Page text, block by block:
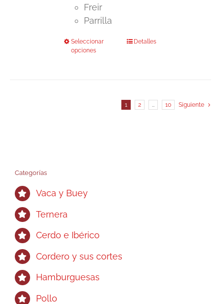
Freir
Parrilla
Seleccionar
opciones
Este
Las
Detalles
1 2 … 10 Siguiente
Categorías
Vaca y Buey
Ternera
Cerdo e Ibérico
Cordero y sus cortes
Hamburguesas
Pollo